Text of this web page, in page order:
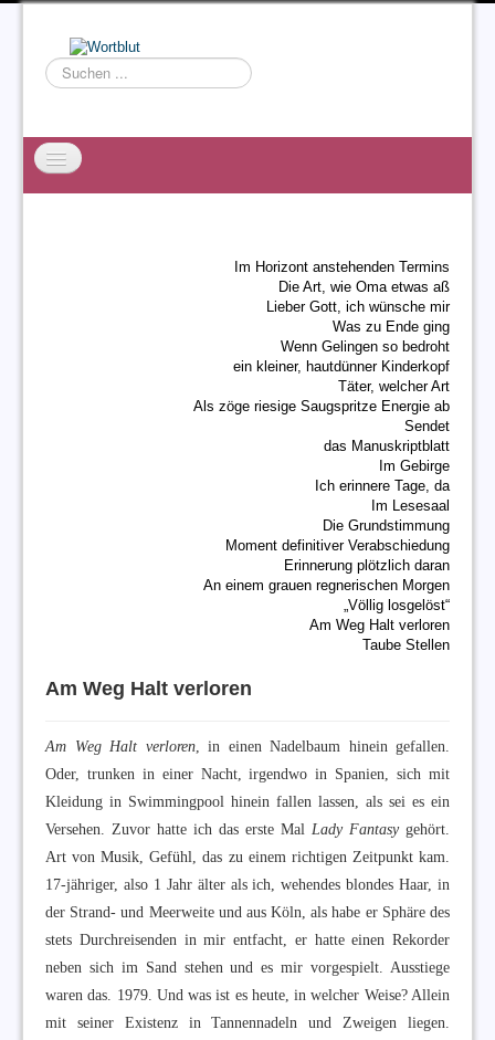
Suchen
...
Im Horizont anstehenden Termins
Die Art, wie Oma etwas aß
Lieber Gott, ich wünsche mir
Was zu Ende ging
Wenn Gelingen so bedroht
ein kleiner, hautdünner Kinderkopf
Täter, welcher Art
Als zöge riesige Saugspritze Energie ab
Sendet
das Manuskriptblatt
Im Gebirge
Ich erinnere Tage, da
Im Lesesaal
Die Grundstimmung
Moment definitiver Verabschiedung
Erinnerung plötzlich daran
An einem grauen regnerischen Morgen
„Völlig losgelöst“
Am Weg Halt verloren
Taube Stellen
Am Weg Halt verloren
Am Weg Halt verloren, in einen Nadelbaum hinein gefallen.
Oder, trunken in einer Nacht, irgendwo in Spanien, sich mit
Kleidung in Swimmingpool hinein fallen lassen, als sei es ein
Versehen. Zuvor hatte ich das erste Mal Lady Fantasygehört.
Art von Musik, Gefühl, das zu einem richtigen Zeitpunkt kam.
17-jähriger, also 1 Jahr älter als ich, wehendes blondes Haar, in
der Strand- und Meerweite und aus Köln, als habe er Sphäre des
stets Durchreisenden in mir entfacht, er hatte einen Rekorder
neben sich im Sand stehen und es mir vorgespielt. Ausstiege
waren das. 1979. Und was ist es heute, in welcher Weise? Allein
mit seiner Existenz in Tannennadeln und Zweigen liegen.